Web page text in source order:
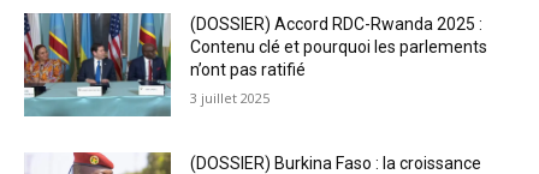
(DOSSIER) Accord RDC-Rwanda 2025 :
Contenu clé et pourquoi les parlements
n’ont pas ratifié
3 juillet 2025
(DOSSIER) Burkina Faso : la croissance